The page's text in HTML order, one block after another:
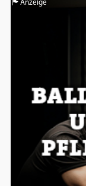
Anzeige
Cookie
Um
Social
können,
Medien